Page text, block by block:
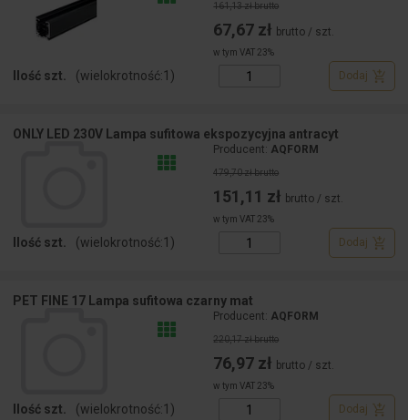
161,13 zł brutto
67,67 zł brutto / szt.
w tym VAT 23%
Ilość szt. (wielokrotność:1 ) Dodaj
ONLY LED 230V Lampa sufitowa ekspozycyjna antracyt
Producent: AQFORM
479,70 zł brutto
151,11 zł brutto / szt.
w tym VAT 23%
Ilość szt. (wielokrotność:1 ) Dodaj
PET FINE 17 Lampa sufitowa czarny mat
Producent: AQFORM
220,17 zł brutto
76,97 zł brutto / szt.
w tym VAT 23%
Ilość szt. (wielokrotność:1 ) Dodaj